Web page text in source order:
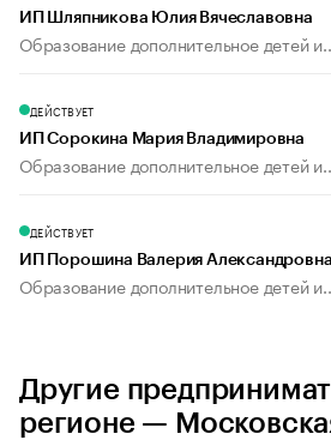
ИП Шляпникова Юлия Вячеславовна
Образование дополнительное детей
ДЕЙСТВУЕТ
ИП Сорокина Мария Владимировна
Образование дополнительное детей
ДЕЙСТВУЕТ
ИП Порошина Валерия Александровна
Образование дополнительное детей
Другие
регионе —